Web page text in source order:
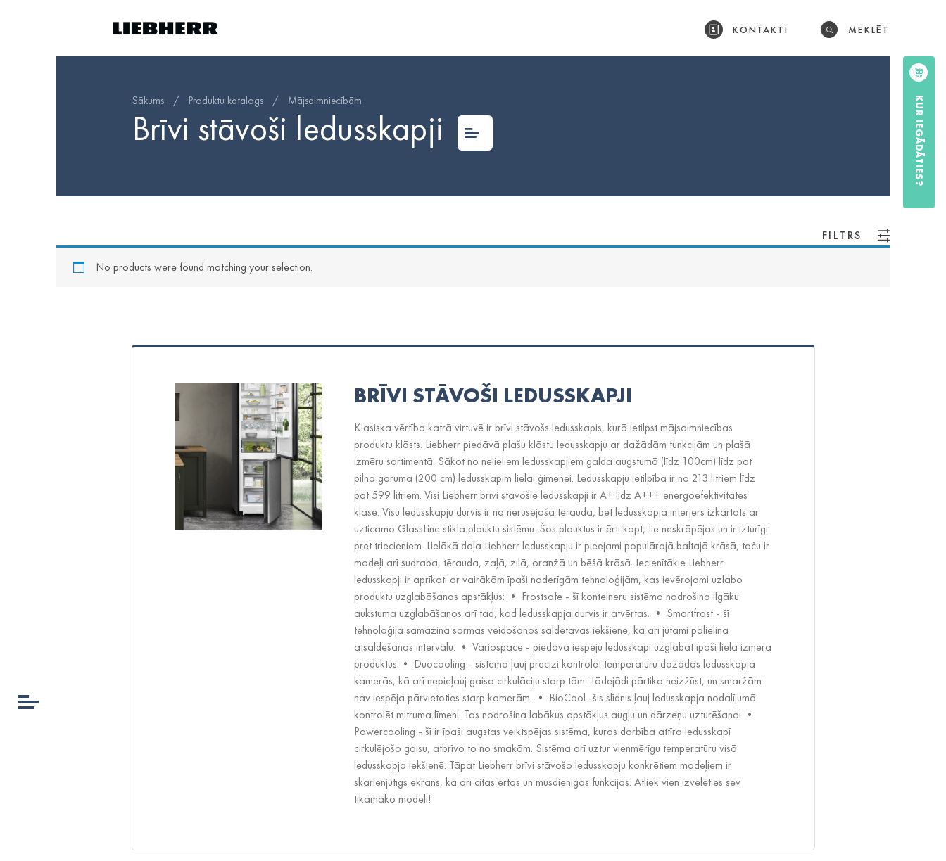
KUR IEGĀDĀTIES?
KONTAKTI MEKLĒT
Sākums / Produktu katalogs / Mājsaimniecībām
Brīvi stāvoši ledusskapji
FILTRS
No products were found matching your selection.
BRĪVI STĀVOŠI LEDUSSKAPJI
Klasiska vērtība katrā virtuvē ir brīvi stāvošs ledusskapis, kurā ietilpst mājsaimniecības
produktu klāsts. Liebherr piedāvā plašu klāstu ledusskapju ar dažādām funkcijām un plašā
izmēru sortimentā. Sākot no nelieliem ledusskapjiem galda augstumā (līdz 100cm) līdz pat
pilna garuma (200 cm) ledusskapim lielai ģimenei. Ledusskapju ietilpība ir no 213 litriem līdz
pat 599 litriem. Visi Liebherr brīvi stāvošie ledusskapji ir A+ līdz A+++ energoefektivitātes
klasē. Visu ledusskapju durvis ir no nerūsējoša tērauda, bet ledusskapja interjers izkārtots ar
uzticamo GlassLine stikla plauktu sistēmu. Šos plauktus ir ērti kopt, tie neskrāpējas un ir izturīgi
pret triecieniem. Lielākā daļa Liebherr ledusskapju ir pieejami populārajā baltajā krāsā, taču ir
modeļi arī sudraba, tērauda, zaļā, zilā, oranžā un bēšā krāsā. Iecienītākie Liebherr
ledusskapji ir aprīkoti ar vairākām īpaši noderīgām tehnoloģijām, kas ievērojami uzlabo
produktu uzglabāšanas apstākļus: • Frostsafe - šī konteineru sistēma nodrošina ilgāku
aukstuma uzglabāšanos arī tad, kad ledusskapja durvis ir atvērtas. • Smartfrost - šī
tehnoloģija samazina sarmas veidošanos saldētavas iekšienē, kā arī jūtami palielina
atsaldēšanas intervālu. • Variospace - piedāvā iespēju ledusskapī uzglabāt īpaši liela izmēra
produktus • Duocooling - sistēma ļauj precīzi kontrolēt temperatūru dažādās ledusskapja
kamerās, kā arī nepieļauj gaisa cirkulāciju starp tām. Tādejādi pārtika neizžūst, un smaržām
nav iespēja pārvietoties starp kamerām. • BioCool -šis slīdnis ļauj ledusskapja nodalījumā
kontrolēt mitruma līmeni. Tas nodrošina labākus apstākļus augļu un dārzeņu uzturēšanai •
Powercooling - šī ir īpaši augstas veiktspējas sistēma, kuras darbība attīra ledusskapī
cirkulējošo gaisu, atbrīvo to no smakām. Sistēma arī uztur vienmērīgu temperatūru visā
ledusskapja iekšienē. Tāpat Liebherr brīvi stāvošo ledusskapju konkrētiem modeļiem ir
skārienjūtīgs ekrāns, kā arī citas ērtas un mūsdienīgas funkcijas. Atliek vien izvēlēties sev
tīkamāko modeli!